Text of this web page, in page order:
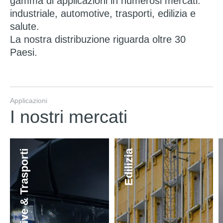
industriale, automotive, trasporti, edilizia e
salute.
La nostra distribuzione riguarda oltre 30
Paesi.
Applicazioni
I nostri mercati
Edilizia